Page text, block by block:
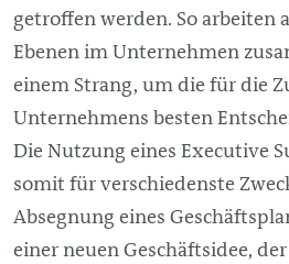
getroffen werden. So arbeiten
Ebenen im Unternehmen
einem Strang, um die für die
Unternehmens besten
Die Nutzung eines Executive
somit für verschiedenste
Absegnung eines
einer neuen Geschäftsidee,